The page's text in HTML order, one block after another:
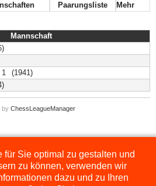
Paarungsliste Mehr
Mannschaft
1 (1941)
by ChessLeagueManager
extern angezeigt und befinden sich im
635/2/index.php
für Sie optimal zu gestalten und
zu können, verwenden wir
dazu und zu Ihren